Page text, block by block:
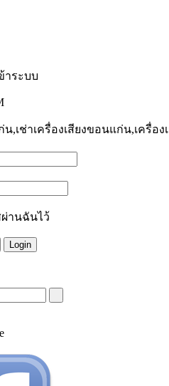
าระบบ
,เช่าเครื่องเสียงขอนแก่น,เครื่อง
านฉันไว้